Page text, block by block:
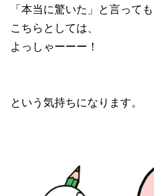
「本当に驚いた」と言っても
こちらとしては、
よっしゃーーー！
という気持ちになります。